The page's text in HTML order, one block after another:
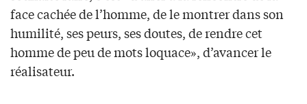
face cachée de l’homme, de le montrer dans son
humilité, ses peurs, ses doutes, de rendre cet
homme de peu de mots loquace», d’avancer le
réalisateur.